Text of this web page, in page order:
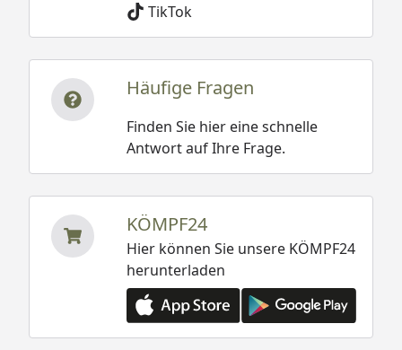
TikTok
Häufige Fragen
Finden Sie hier eine schnelle
Antwort auf Ihre Frage.
KÖMPF24
Hier können Sie unsere KÖMPF24
herunterladen